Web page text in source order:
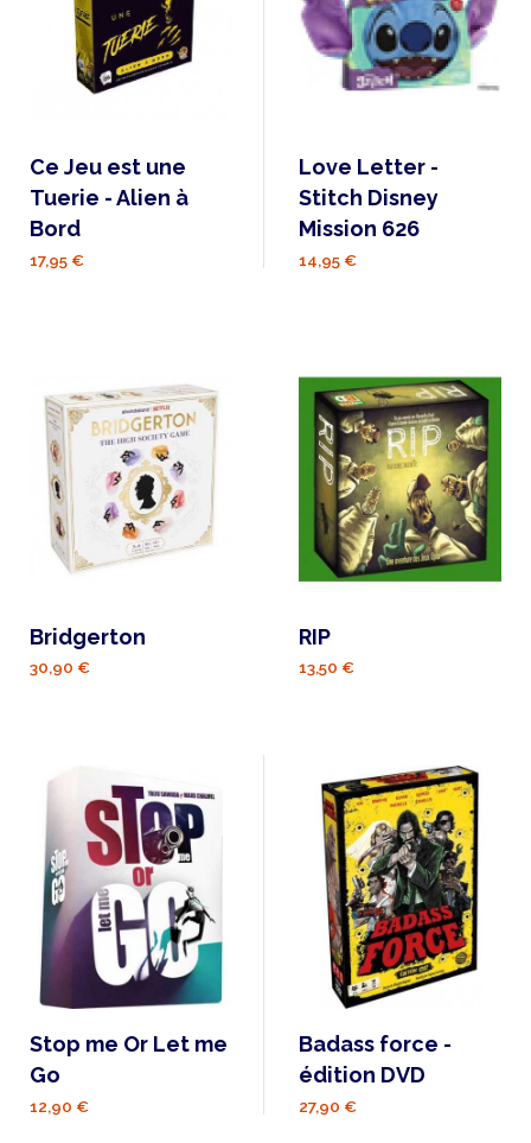
Ce Jeu est une
Tuerie - Alien à
Bord
17,95 €
Love Letter -
Stitch Disney
Mission 626
14,95 €
Bridgerton
30,90 €
RIP
13,50 €
Stop me Or Let me
Go
12,90 €
Badass force -
édition DVD
27,90 €